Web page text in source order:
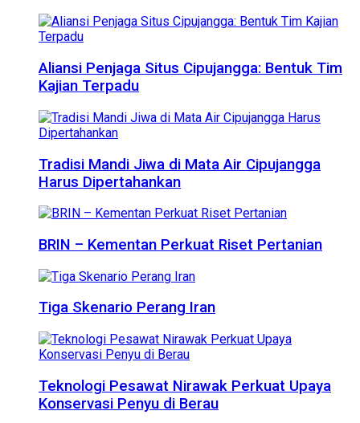
Aliansi Penjaga Situs Cipujangga: Bentuk Tim
Kajian Terpadu
Tradisi Mandi Jiwa di Mata Air Cipujangga
Harus Dipertahankan
BRIN – Kementan Perkuat Riset Pertanian
Tiga Skenario Perang Iran
Teknologi Pesawat Nirawak Perkuat Upaya
Konservasi Penyu di Berau